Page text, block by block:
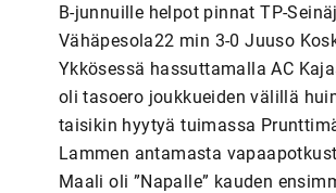
B-junnuille helpot pinnat TP-
Vähäpesola22 min 3-0 Juuso
Ykkösessä hassuttamalla AC
oli tasoero joukkueiden välillä
taisikin hyytyä tuimassa
Lammen antamasta
Maali oli ”Napalle” kauden